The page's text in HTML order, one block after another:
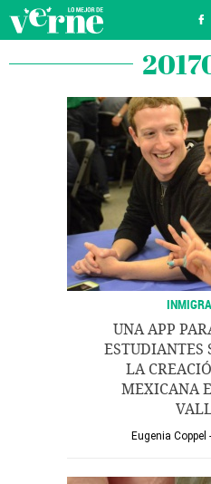
UNA APP
ESTUDIANTES
LA
MEXICANA
Eugenia Coppel